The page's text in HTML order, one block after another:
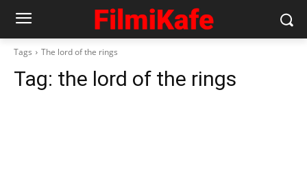
Tags The lord of the rings
Tag: the lord of the rings